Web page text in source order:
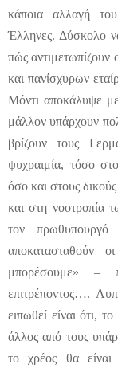
κάποια αλλαγή
Έλληνες. Δύσκολο
πώς αντιμετωπίζουν
και πανίσχυρων
Μόντι αποκάλυψε με
μάλλον υπάρχουν
βρίζουν τους
ψυχραιμία, τόσο
όσο και στους
και στη νοοτροπία
τον
αποκατασταθούν
μπορέσουμε» –
επιτρέποντος….
ειπωθεί είναι ότι,
άλλος από τους
το χρέος θα